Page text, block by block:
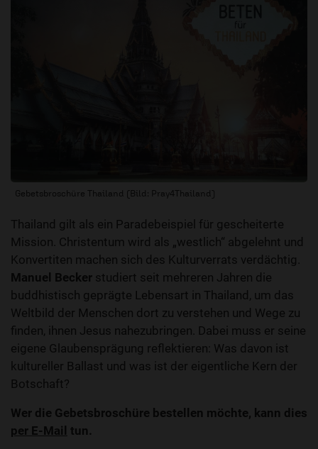
Gebetsbroschüre Thailand (Bild: Pray4Thailand)
Thailand gilt als ein Paradebeispiel für gescheiterte
Mission. Christentum wird als „westlich“ abgelehnt und
Konvertiten machen sich des Kulturverrats verdächtig.
Manuel Becker studiert seit mehreren Jahren die
buddhistisch geprägte Lebensart in Thailand, um das
Weltbild der Menschen dort zu verstehen und Wege zu
finden, ihnen Jesus nahezubringen. Dabei muss er seine
eigene Glaubensprägung reflektieren: Was davon ist
kultureller Ballast und was ist der eigentliche Kern der
Botschaft?
Wer die Gebetsbroschüre bestellen möchte, kann dies
per E-Mail tun.